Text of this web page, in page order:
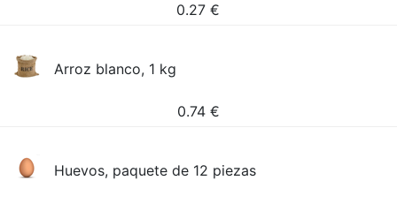
0.27 €
Arroz blanco, 1 kg
0.74 €
Huevos, paquete de 12 piezas